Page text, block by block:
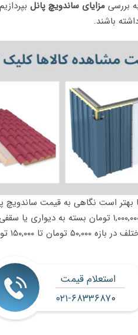
بررسی مزایای ساندویچ پانل
باشند.
بهتر است نگاهی به قیمت ساندویچ
سال ۱۴۰۵، در بازه قیمتی ۶۰۰,۰۰۰ تومان تا
تا ۱۵۰,۰۰۰ تومان قرار دارد.
استعلام قیمت
۰۲۱-۶۸۳۳۶۸۷۰